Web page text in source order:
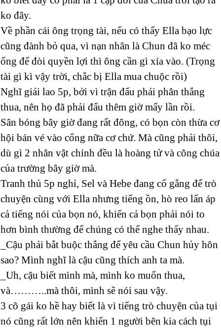
ko đây.
Về phần cái ông trọng tài, nếu có thấy Ella bạo lực
cũng đành bỏ qua, vì nạn nhân là Chun đã ko méc
ổng để đòi quyền lợi thì ông cần gì xía vào. (Trọng
tài gì kì vậy trời, chắc bị Ella mua chuộc rồi)
Nghĩ giải lao 5p, bởi vì trận đấu phải phân thắng
thua, nên họ đã phải đấu thêm giờ mấy lần rồi.
Sân bóng bây giờ đang rất đông, có bọn còn thừa cơ
hội bán vé vào cổng nữa cơ chứ. Mà cũng phải thôi,
dù gì 2 nhân vật chính đều là hoàng tử và công chúa
của trường bây giờ mà.
Tranh thủ 5p nghỉ, Sel và Hebe đang cố gắng để trò
chuyện cùng với Ella nhưng tiếng ồn, hò reo lấn áp
cả tiếng nói của bọn nó, khiến cả bọn phải nói to
hơn bình thường để chúng có thể nghe thấy nhau.
_Cậu phải bắt buộc thắng để yêu cầu Chun hủy hôn
sao? Mình nghĩ là cậu cũng thích anh ta mà.
_Uh, cậu biết mình mà, mình ko muốn thua,
và………..mà thôi, mình sẽ nói sau vậy.
3 cô gái ko hề hay biết là vì tiếng trò chuyện của tụi
nó cũng rất lớn nên khiến 1 người bên kia cách tụi